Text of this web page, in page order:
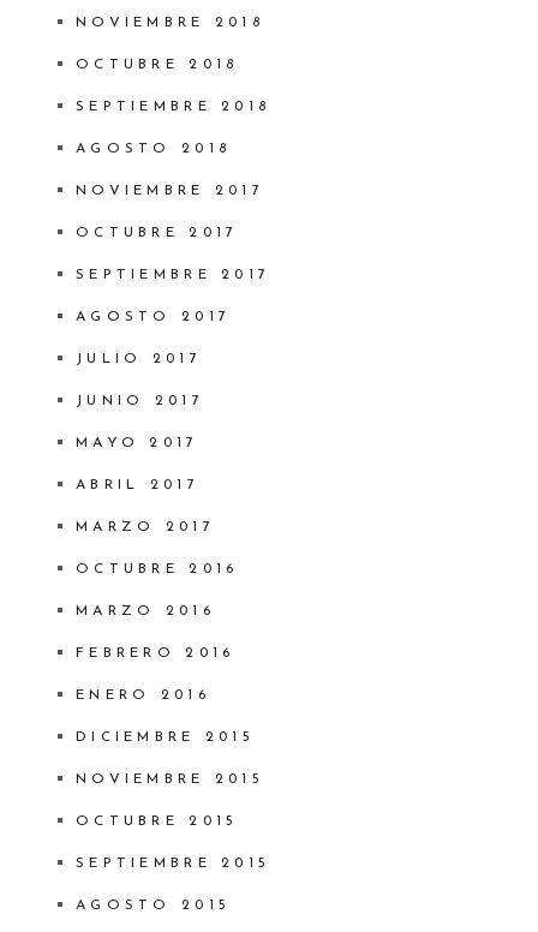
NOVIEMBRE 2018
OCTUBRE 2018
SEPTIEMBRE 2018
AGOSTO 2018
NOVIEMBRE 2017
OCTUBRE 2017
SEPTIEMBRE 2017
AGOSTO 2017
JULIO 2017
JUNIO 2017
MAYO 2017
ABRIL 2017
MARZO 2017
OCTUBRE 2016
MARZO 2016
FEBRERO 2016
ENERO 2016
DICIEMBRE 2015
NOVIEMBRE 2015
OCTUBRE 2015
SEPTIEMBRE 2015
AGOSTO 2015